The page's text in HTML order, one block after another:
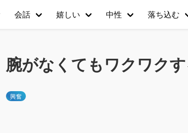
会話 嬉しい 中性 落ち込む
腕がなくてもワクワク
興奮